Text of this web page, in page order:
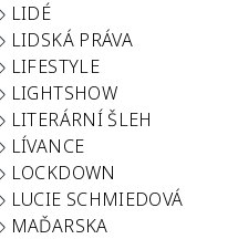
LIDÉ
LIDSKÁ PRÁVA
LIFESTYLE
LIGHTSHOW
LITERÁRNÍ ŠLEH
LÍVANCE
LOCKDOWN
LUCIE SCHMIEDOVÁ
MAĎARSKA